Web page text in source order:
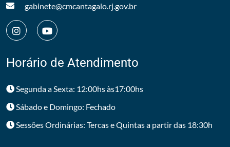
gabinete@cmcantagalo.rj.gov.br
Horário de Atendimento
Segunda a Sexta: 12:00hs às17:00hs
Sábado e Domingo: Fechado
Sessões Ordinárias: Tercas e Quintas a partir das 18:30h